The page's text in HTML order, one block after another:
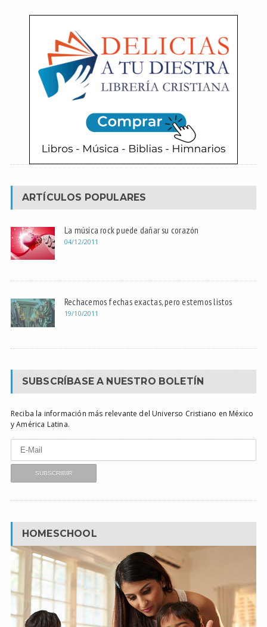
ARTÍCULOS POPULARES
La música rock puede dañar su corazón
04/12/2011
Rechacemos fechas exactas, pero estemos listos
19/10/2011
SUBSCRÍBASE A NUESTRO BOLETÍN
Reciba la información más relevante del Universo Cristiano en México
y América Latina.
HOMESCHOOL